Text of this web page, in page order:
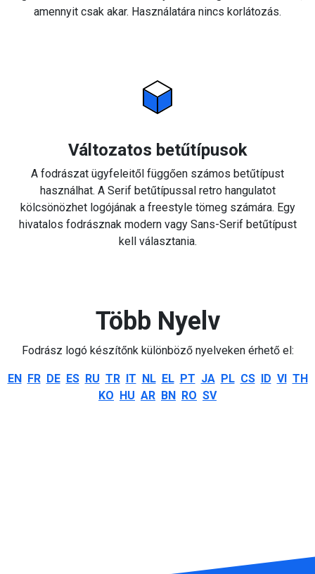
amennyit csak akar. Használatára nincs korlátozás.
Változatos betűtípusok
A fodrászat ügyfeleitől függően számos betűtípust
használhat. A Serif betűtípussal retro hangulatot
kölcsönözhet logójának a freestyle tömeg számára. Egy
hivatalos fodrásznak modern vagy Sans-Serif betűtípust
kell választania.
Több Nyelv
Fodrász logó készítőnk különböző nyelveken érhető el:
EN FR DE ES RU TR IT NL EL PT JA PL CS ID VI TH
KO HU AR BN RO SV